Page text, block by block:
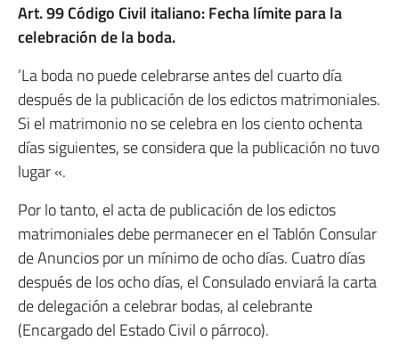
Art. 99 Código Civil italiano: Fecha límite para la
celebración de la boda.
’La boda no puede celebrarse antes del cuarto día
después de la publicación de los edictos matrimoniales.
Si el matrimonio no se celebra en los ciento ochenta
días siguientes, se considera que la publicación no tuvo
lugar «.
Por lo tanto, el acta de publicación de los edictos
matrimoniales debe permanecer en el Tablón Consular
de Anuncios por un mínimo de ocho días. Cuatro días
después de los ocho días, el Consulado enviará la carta
de delegación a celebrar bodas, al celebrante
(Encargado del Estado Civil o párroco).